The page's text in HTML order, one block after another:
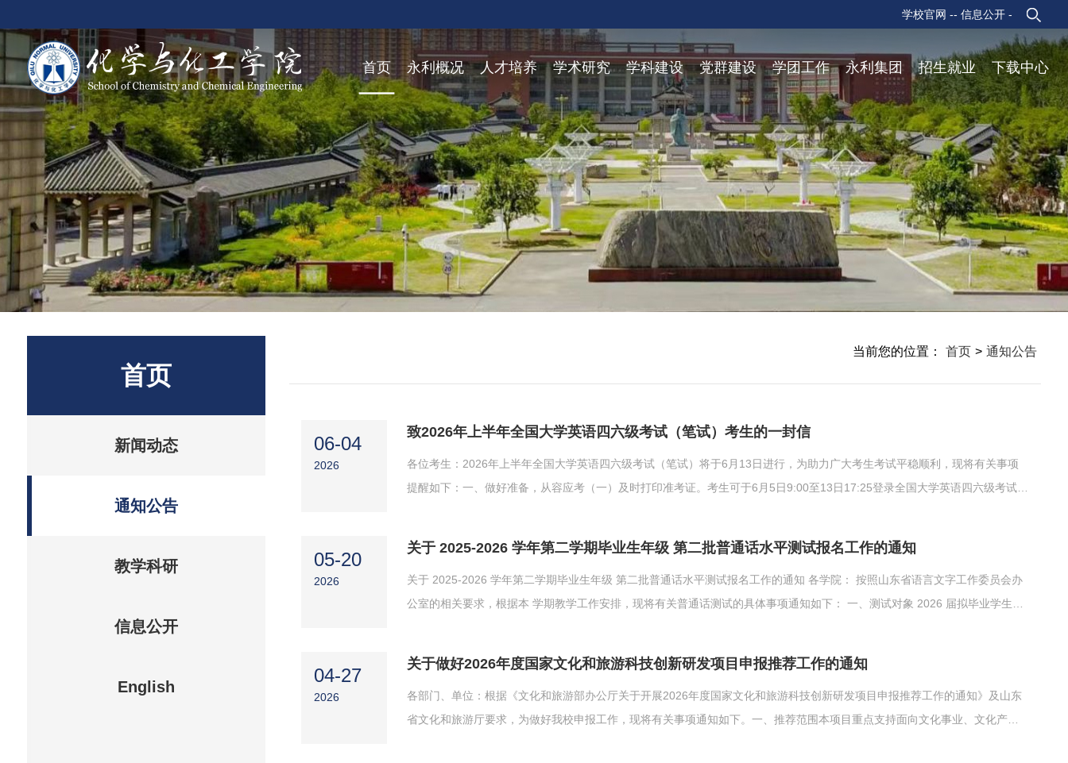
- 信息公开 -
学校官网 -
首页 永利概况 人才培养 学术研究 学科建设 党群建设 学团工作 永利集团 招生就业 下载中心
首页
新闻动态
通知公告
教学科研
信息公开
English
当前您的位置： 首页 > 通知公告
06-04
2026
致2026年上半年全国大学英语四六级考试（笔试）考生的一封信
各位考生：2026年上半年全国大学英语四六级考试（笔试）将于6月13日进行，为助力广大考生考试平稳顺利，现将有关事项
提醒如下：一、做好准备，从容应考（一）及时打印准考证。考生可于6月5日9:00至13日17:25登录全国大学英语四六级考试报
05-20
2026
关于 2025-2026 学年第二学期毕业生年级 第二批普通话水平测试报名工作的通知
关于 2025-2026 学年第二学期毕业生年级 第二批普通话水平测试报名工作的通知 各学院： 按照山东省语言文字工作委员会办
公室的相关要求，根据本 学期教学工作安排，现将有关普通话测试的具体事项通知如下： 一、测试对象 2026 届拟毕业学生
04-27
2026
关于做好2026年度国家文化和旅游科技创新研发项目申报推荐工作的通知
各部门、单位：根据《文化和旅游部办公厅关于开展2026年度国家文化和旅游科技创新研发项目申报推荐工作的通知》及山东
省文化和旅游厅要求，为做好我校申报工作，现将有关事项通知如下。一、推荐范围本项目重点支持面向文化事业、文化产业